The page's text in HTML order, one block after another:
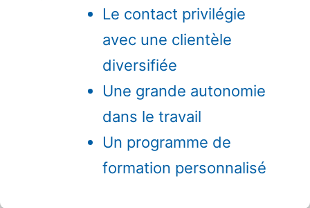
Le contact privilégie
avec une clientèle
diversifiée
Une grande autonomie
dans le travail
Un programme de
formation personnalisé